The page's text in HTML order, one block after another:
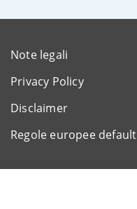
Note legali
Privacy Policy
Disclaimer
Regole europee default
Sitemap